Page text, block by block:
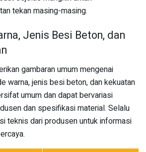
tekan masing-masing.
Jenis Besi Beton, dan
gambaran umum mengenai
warna, jenis besi beton, dan kekuatan
umum dan dapat bervariasi
dan spesifikasi material. Selalu
teknis dari produsen untuk informasi